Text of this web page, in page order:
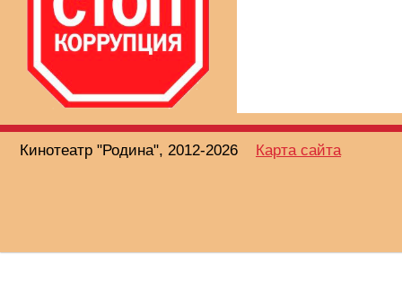
Кинотеатр "Родина", 2012-2026 Карта сайта